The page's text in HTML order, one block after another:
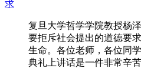
求
复旦大学哲学学院教授杨
要拒斥社会提出的道德要
生命。各位老师，各位同
典礼上讲话是一件非常辛